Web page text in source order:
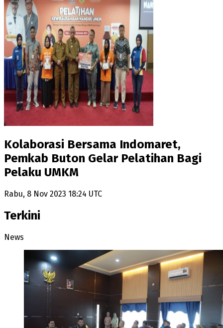
Kolaborasi Bersama Indomaret,
Pemkab Buton Gelar Pelatihan Bagi
Pelaku UMKM
Rabu, 8 Nov 2023 18:24 UTC
Terkini
News